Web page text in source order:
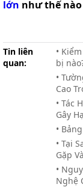
lớn như thế
Tin liên
quan:
•
bị
•
Cao
• Tác
Gây
•
• Tại
Gặp
•
Nghệ